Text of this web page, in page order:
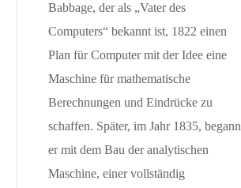
Babbage, der als „Vater des
Computers“ bekannt ist, 1822 einen
Plan für Computer mit der Idee eine
Maschine für mathematische
Berechnungen und Eindrücke zu
schaffen. Später, im Jahr 1835, begann
er mit dem Bau der analytischen
Maschine, einer vollständig